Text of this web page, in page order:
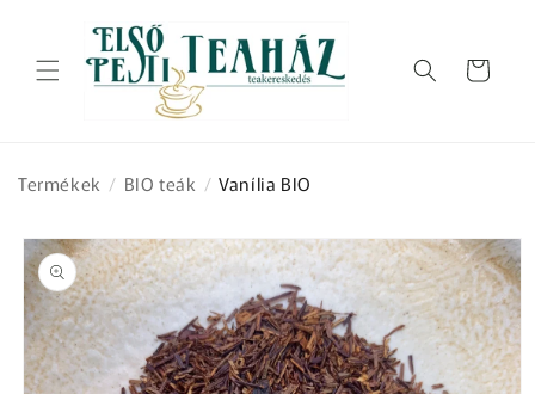
tartalomhoz
Kosár
Termékek / BIO teák / Vanília BIO
Kihagyás, és
ugrás a
termékadatokra